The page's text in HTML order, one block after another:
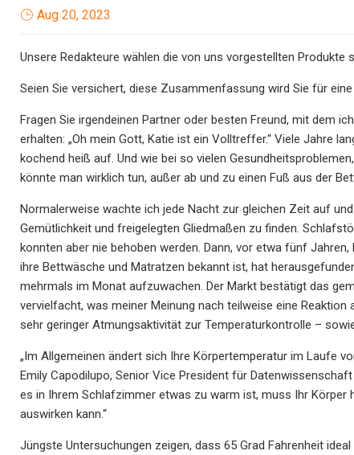
Aug 20, 2023
Unsere Redakteure wählen die von uns vorgestellten
Seien Sie versichert, diese Zusammenfassung wird Sie für
Fragen Sie irgendeinen Partner oder besten Freund, mit dem
erhalten: „Oh mein Gott, Katie ist ein Volltreffer.“ Viele Jahre
kochend heiß auf. Und wie bei so vielen
könnte man wirklich tun, außer ab und zu einen Fuß aus der
Normalerweise wachte ich jede Nacht zur gleichen Zeit auf
Gemütlichkeit und freigelegten Gliedmaßen zu finden.
konnten aber nie behoben werden. Dann, vor etwa fünf
ihre Bettwäsche und Matratzen bekannt ist, hat
mehrmals im Monat aufzuwachen. Der Markt bestätigt das
vervielfacht, was meiner Meinung nach teilweise eine
sehr geringer Atmungsaktivität zur Temperaturkontrolle –
„Im Allgemeinen ändert sich Ihre Körpertemperatur im Laufe
Emily Capodilupo, Senior Vice President für
es in Ihrem Schlafzimmer etwas zu warm ist, muss Ihr Körper
auswirken kann.“
Jüngste Untersuchungen zeigen, dass 65 Grad Fahrenheit